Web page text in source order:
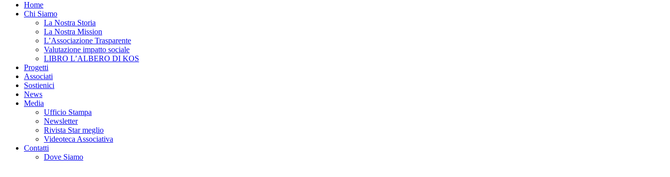
Home
Chi Siamo
La Nostra Storia
La Nostra Mission
L’Associazione Trasparente
Valutazione impatto sociale
LIBRO L’ALBERO DI KOS
Progetti
Associati
Sostienici
News
Media
Ufficio Stampa
Newsletter
Rivista Star meglio
Videoteca Associativa
Contatti
Dove Siamo